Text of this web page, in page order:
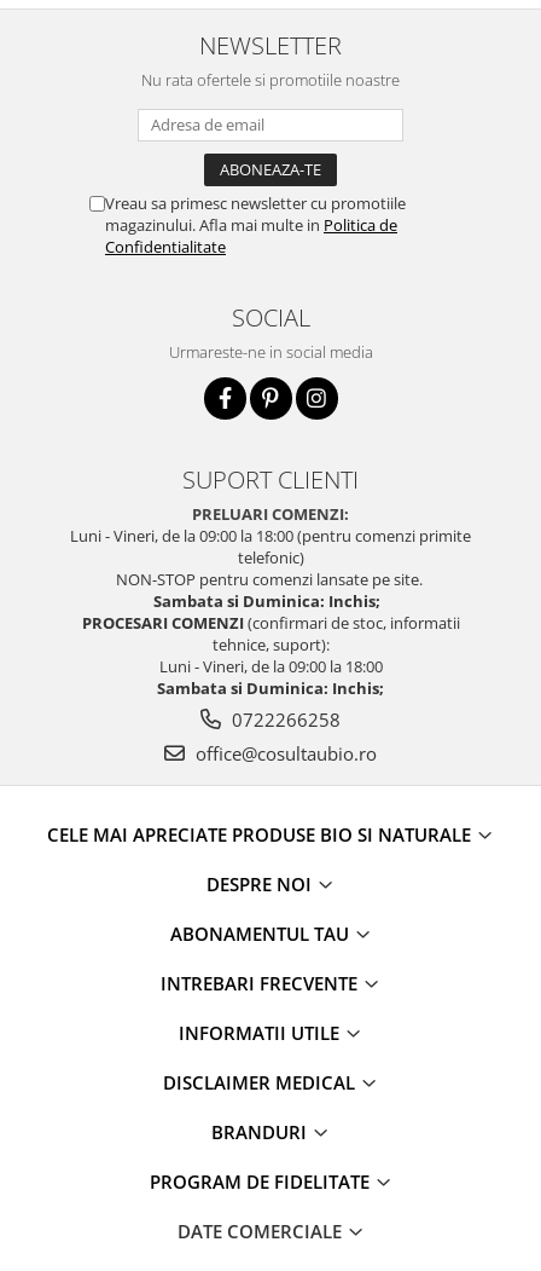
NEWSLETTER
Nu rata ofertele si promotiile noastre
Vreau sa primesc newsletter cu promotiile
magazinului. Afla mai multe in Politica de
Confidentialitate
SOCIAL
Urmareste-ne in social media
SUPORT CLIENTI
PRELUARI COMENZI:
Luni - Vineri, de la 09:00 la 18:00 (pentru comenzi primite
telefonic)
NON-STOP pentru comenzi lansate pe site.
Sambata si Duminica: Inchis;
PROCESARI COMENZI(confirmari de stoc, informatii
tehnice, suport):
Luni - Vineri, de la 09:00 la 18:00
Sambata si Duminica: Inchis;
0722266258
office@cosultaubio.ro
CELE MAI APRECIATE PRODUSE BIO SI NATURALE
DESPRE NOI
ABONAMENTUL TAU
INTREBARI FRECVENTE
INFORMATII UTILE
DISCLAIMER MEDICAL
BRANDURI
PROGRAM DE FIDELITATE
DATE COMERCIALE